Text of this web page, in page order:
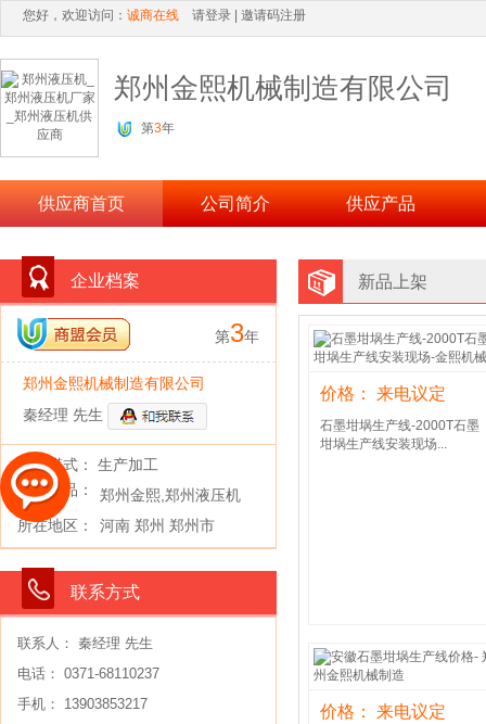
您好，欢迎访问： 诚商在线 请登录 邀请码注册
郑州金熙机械制造有限公司
第3年
供应商首页 公司简介 供应产品
企业档案
第3年
郑州金熙机械制造有限公司
秦经理 先生
经营模式： 生产加工
主要产品：
郑州金熙,郑州液压机
所在地区：
河南 郑州 郑州市
联系方式
联系人： 秦经理 先生
电话： 0371-68110237
手机： 13903853217
新品上架
价格： 来电议定
石墨坩埚生产线-2000T石墨
坩埚生产线安装现场...
价格： 来电议定